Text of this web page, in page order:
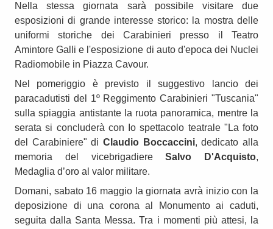
Nella stessa giornata sarà possibile visitare due
esposizioni di grande interesse storico: la mostra delle
uniformi storiche dei Carabinieri presso il Teatro
Amintore Galli e l'esposizione di auto d'epoca dei Nuclei
Radiomobile in Piazza Cavour.
Nel pomeriggio è previsto il suggestivo lancio dei
paracadutisti del 1º Reggimento Carabinieri "Tuscania"
sulla spiaggia antistante la ruota panoramica, mentre la
serata si concluderà con Io spettacolo teatrale "La foto
del Carabiniere" di Claudio Boccaccini, dedicato alla
memoria del vicebrigadiereSalvo D'Acquisto,
Medaglia d’oro al valor militare.
Domani, sabato 16 maggio la giornata avrà inizio con la
deposizione di una corona al Monumento ai caduti,
seguita dalla Santa Messa. Tra i momenti più attesi, la